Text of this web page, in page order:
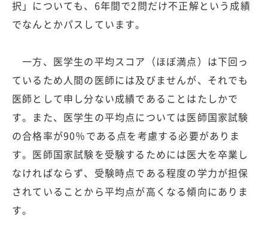
択」についても、6年間で2問だけ不正解という成績
でなんとかパスしています。
一方、医学生の平均スコア（ほぼ満点）は下回っ
ているため人間の医師には及びませんが、それでも
医師として申し分ない成績であることはたしかで
す。また、医学生の平均点については医師国家試験
の合格率が90％である点を考慮する必要がありま
す。医師国家試験を受験するためには医大を卒業し
なければならず、受験時点である程度の学力が担保
されていることから平均点が高くなる傾向にありま
す。